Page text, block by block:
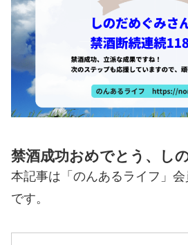
禁酒成功おめでとう、し
本記事は「のんあるライフ」
です。